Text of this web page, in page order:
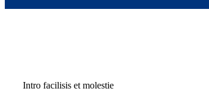
Intro facilisis et molestie